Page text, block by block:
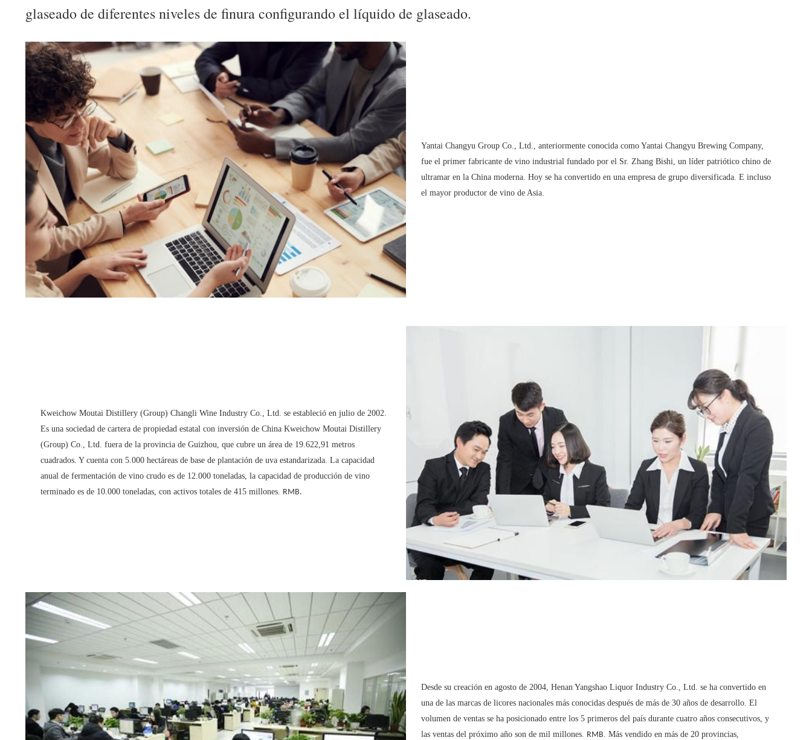
glaseado de diferentes niveles de finura configurando el líquido de glaseado.
Yantai Changyu Group Co., Ltd., anteriormente conocida como Yantai Changyu Brewing Company,
fue el primer fabricante de vino industrial fundado por el Sr. Zhang Bishi, un líder patriótico chino de
ultramar en la China moderna. Hoy se ha convertido en una empresa de grupo diversificada. E incluso
el mayor productor de vino de Asia.
Kweichow Moutai Distillery (Group) Changli Wine Industry Co., Ltd. se estableció en julio de 2002.
Es una sociedad de cartera de propiedad estatal con inversión de China Kweichow Moutai Distillery
(Group) Co., Ltd. fuera de la provincia de Guizhou, que cubre un área de 19.622,91 metros
cuadrados. Y cuenta con 5.000 hectáreas de base de plantación de uva estandarizada. La capacidad
anual de fermentación de vino crudo es de 12.000 toneladas, la capacidad de producción de vino
terminado es de 10.000 toneladas, con activos totales de 415 millones. RMB.
Desde su creación en agosto de 2004, Henan Yangshao Liquor Industry Co., Ltd. se ha convertido en
una de las marcas de licores nacionales más conocidas después de más de 30 años de desarrollo. El
volumen de ventas se ha posicionado entre los 5 primeros del país durante cuatro años consecutivos, y
las ventas del próximo año son de mil millones. RMB . Más vendido en más de 20 provincias,